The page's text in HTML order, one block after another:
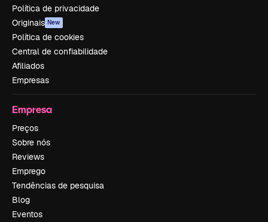
Política de privacidade
Originais New
Política de cookies
Central de confiabilidade
Afiliados
Empresas
Empresa
Preços
Sobre nós
Reviews
Emprego
Tendências de pesquisa
Blog
Eventos